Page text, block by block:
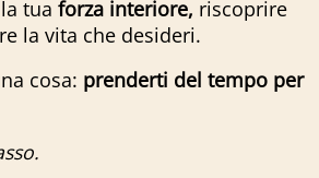
la tuaforza interiore, riscoprire
la vita che desideri.
cosa: prenderti del tempo per